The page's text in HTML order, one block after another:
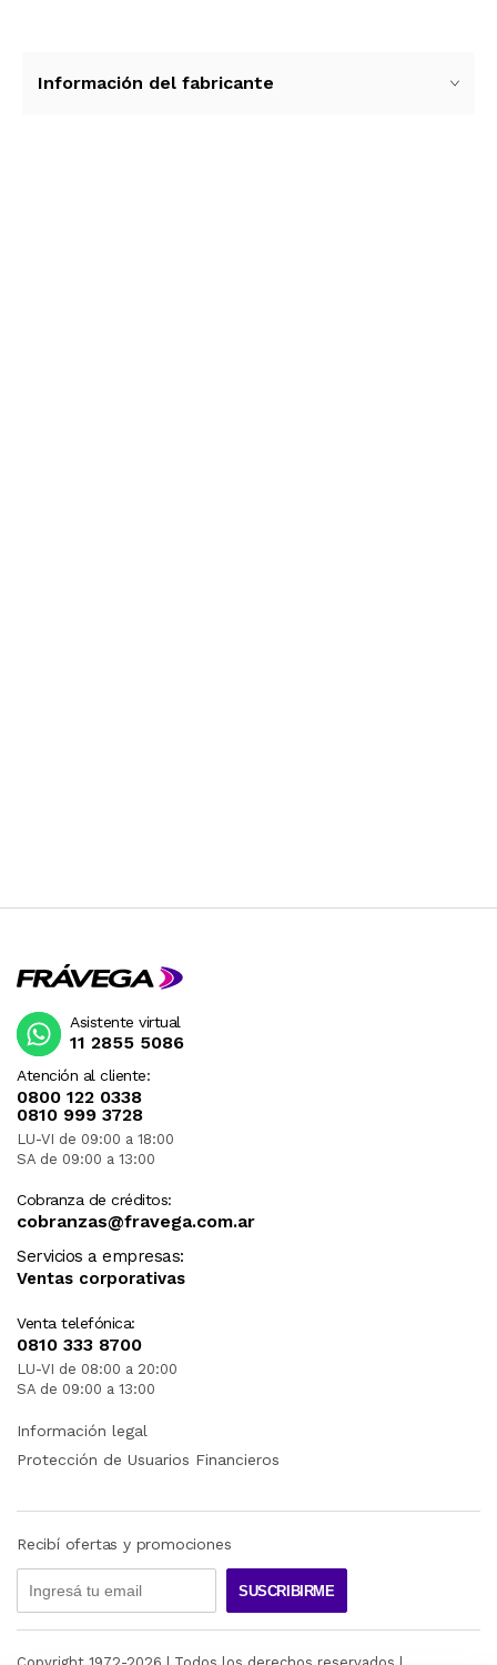
y dinero en su cuidado diario.
Información del fabricante
Atención al cliente:
0800 122 0338
0810 999 3728
LU-VI de 09:00 a 18:00
SA de 09:00 a 13:00
Cobranza de créditos:
cobranzas@fravega.com.ar
Servicios a empresas:
Ventas corporativas
Venta telefónica:
0810 333 8700
LU-VI de 08:00 a 20:00
SA de 09:00 a 13:00
Asistente virtual
11 2855 5086
Información legal
Protección de Usuarios Financieros
Recibí ofertas y promociones
SUSCRIBIRME